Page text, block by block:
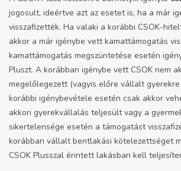
jogosult, ideértve azt az esetet is, ha a már
visszafizették. Ha valaki a korábbi CSOK-
akkor a már igénybe vett kamattámogatás
kamattámogatás megszüntetése esetén
Pluszt. A korábban igénybe vett CSOK nem
megelőlegezett (vagyis előre vállalt
korábbi igénybevétele esetén csak akkor
akkori gyerekvállalás teljesült vagy a
sikertelensége esetén a támogatást
korábban vállalt bentlakási kötelezettséget
CSOK Plusszal érintett lakásban kell